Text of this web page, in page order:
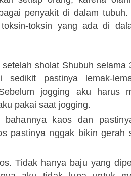
penyakit di dalam
toksin yang ada di
sholat Shubuh selama
sedikit pastinya lemak-
jogging aku harus
pakai saat jogging.
kaos dan
pastinya nggak bikin gerah
Tidak hanya baju yang